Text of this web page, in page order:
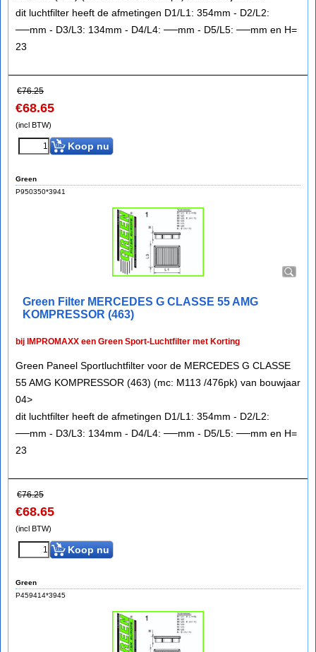
dit luchtfilter heeft de afmetingen D1/L1: 354mm - D2/L2:
──mm - D3/L3: 134mm - D4/L4: ──mm - D5/L5: ──mm en H=
23
€76.25
€68.65
(incl BTW)
Koop nu
Green
P950350*3941
Green Filter MERCEDES G CLASSE 55 AMG
KOMPRESSOR (463)
bij IMPROMAXX een Green Sport-Luchtfilter met Korting
Green Paneel Sportluchtfilter voor de MERCEDES G CLASSE
55 AMG KOMPRESSOR (463) (mc: M113 /476pk) van bouwjaar
04>
dit luchtfilter heeft de afmetingen D1/L1: 354mm - D2/L2:
──mm - D3/L3: 134mm - D4/L4: ──mm - D5/L5: ──mm en H=
23
€76.25
€68.65
(incl BTW)
Koop nu
Green
P459414*3945